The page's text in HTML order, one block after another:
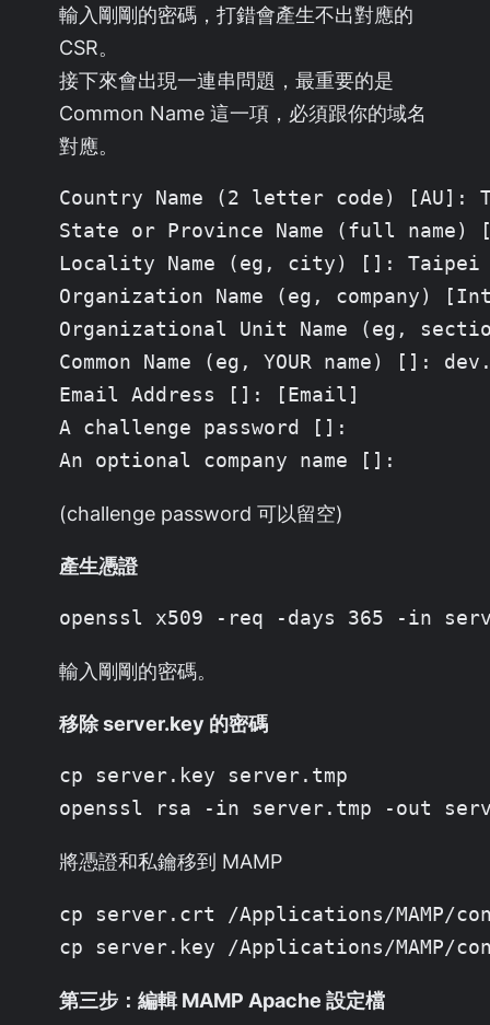
輸入剛剛的密碼，打錯會產生不出對應的
CSR。
接下來會出現一連串問題，最重要的是
Common Name 這一項，必須跟你的域名
對應。
Country Name (2 letter code) [AU]:
State or Province Name (full name)
Locality Name (eg, city) []: Taipei
Organization Name (eg, company)
Organizational Unit Name (eg,
Common Name (eg, YOUR name) []:
Email Address []: [Email]
A challenge password []:
An optional company name []:
(challenge password 可以留空)
產生憑證
openssl x509 -req -days 365 -in
輸入剛剛的密碼。
移除 server.key 的密碼
cp server.key server.tmp
openssl rsa -in server.tmp -out
將憑證和私鑰移到 MAMP
cp server.crt /Applications/MAMP/
cp server.key /Applications/MAMP/
第三步：編輯 MAMP Apache 設定檔